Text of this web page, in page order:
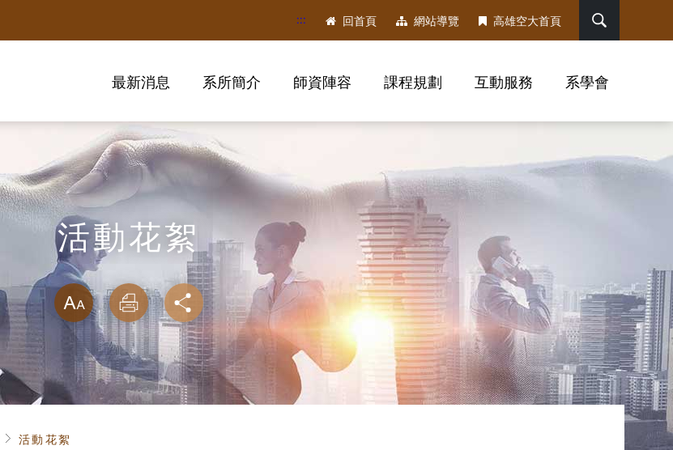
::: 回首頁 網站導覽 高雄空大首頁
最新消息 系所簡介 師資陣容 課程規劃 互動服務 系學會
活動花絮
略過字型切換，社群分享工具列
放大
列印 分享
活動花絮